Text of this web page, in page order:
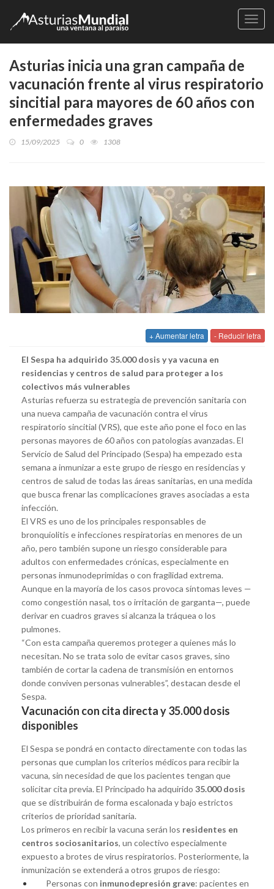
Asturias inicia una gran campaña de
vacunación frente al virus respiratorio
sincitial para mayores de 60 años con
enfermedades graves
15/09/2025 0 1308
+ Aumentar letra - Reducir letra
El Sespa ha adquirido 35.000 dosis y ya vacuna en
residencias y centros de salud para proteger a los
colectivos más vulnerables
Asturias refuerza su estrategia de prevención sanitaria con
una nueva campaña de vacunación contra el virus
respiratorio sincitial (VRS), que este año pone el foco en las
personas mayores de 60 años con patologías avanzadas. El
Servicio de Salud del Principado (Sespa) ha empezado esta
semana a inmunizar a este grupo de riesgo en residencias y
centros de salud de todas las áreas sanitarias, en una medida
que busca frenar las complicaciones graves asociadas a esta
infección.
El VRS es uno de los principales responsables de
bronquiolitis e infecciones respiratorias en menores de un
año, pero también supone un riesgo considerable para
adultos con enfermedades crónicas, especialmente en
personas inmunodeprimidas o con fragilidad extrema.
Aunque en la mayoría de los casos provoca síntomas leves —
como congestión nasal, tos o irritación de garganta—, puede
derivar en cuadros graves si alcanza la tráquea o los
pulmones.
“Con esta campaña queremos proteger a quienes más lo
necesitan. No se trata solo de evitar casos graves, sino
también de cortar la cadena de transmisión en entornos
donde conviven personas vulnerables”, destacan desde el
Sespa.
Vacunación con cita directa y 35.000 dosis
disponibles
El Sespa se pondrá en contacto directamente con todas las
personas que cumplan los criterios médicos para recibir la
vacuna, sin necesidad de que los pacientes tengan que
solicitar cita previa. El Principado ha adquirido 35.000 dosis
que se distribuirán de forma escalonada y bajo estrictos
criterios de prioridad sanitaria.
Los primeros en recibir la vacuna serán los residentes en
centros sociosanitarios, un colectivo especialmente
expuesto a brotes de virus respiratorios. Posteriormente, la
inmunización se extenderá a otros grupos de riesgo:
Personas con inmunodepresión grave: pacientes en